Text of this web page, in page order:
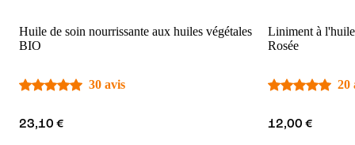
Huile de soin nourrissante aux huiles végétales
BIO
30 avis
23,10 €
Liniment à
Rosée
20
12,00 €